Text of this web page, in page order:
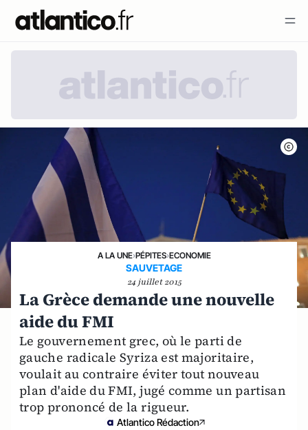
A LA UNE›PÉPITES›ECONOMIE
SAUVETAGE
24 juillet 2015
La Grèce demande une nouvelle
aide du FMI
Le gouvernement grec, où le parti de
gauche radicale Syriza est majoritaire,
voulait au contraire éviter tout nouveau
plan d'aide du FMI, jugé comme un partisan
trop prononcé de la rigueur.
Atlantico Rédaction